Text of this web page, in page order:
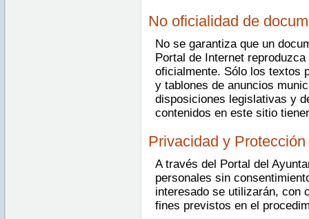
No oficialidad de
No se garantiza que un
Portal de Internet
oficialmente. Sólo los textos
y tablones de anuncios
disposiciones legislativas y
contenidos en este sitio
Privacidad y
A través del Portal del
personales sin
interesado se utilizarán, con
fines previstos en el